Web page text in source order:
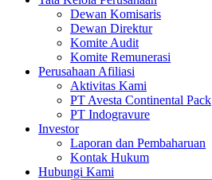
Dewan Komisaris
Dewan Direktur
Komite Audit
Komite Remunerasi
Perusahaan Afiliasi
Aktivitas Kami
PT Avesta Continental Pack
PT Indogravure
Investor
Laporan dan Pembaharuan
Kontak Hukum
Hubungi Kami